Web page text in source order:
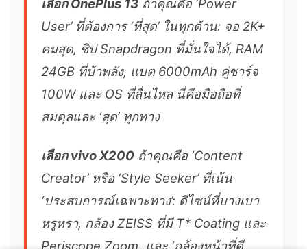
เลือก OnePlus 13 ถ้าคุณคือ ‘Power
User’ ที่ต้องการ ‘ที่สุด’ ในทุกด้าน: จอ 2K+
คมสุด, ชิป Snapdragon ที่มั่นใจได้, RAM
24GB ที่บ้าพลัง, แบต 6000mAh คู่ชาร์จ
100W และ OS ที่ลื่นไหล นี่คือมือถือที่
สมดุลและ ‘สุด’ ทุกทาง
เลือก vivo X200 ถ้าคุณคือ ‘Content
Creator’ หรือ ‘Style Seeker’ ที่เน้น
‘ประสบการณ์เฉพาะทาง’: ดีไซน์ที่บางเบา
หรูหรา, กล้อง ZEISS ที่มี T* Coating และ
Periscope Zoom, และ ‘กล้องหน้าที่ดี